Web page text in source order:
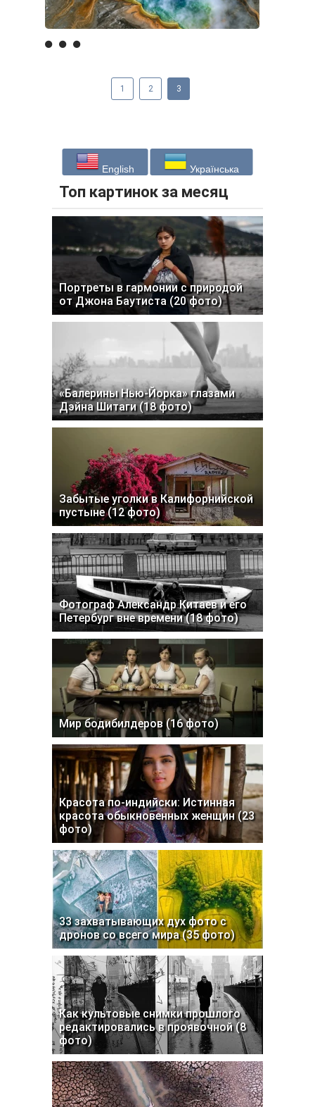
1 2 3
English Українська
Топ картинок за месяц
Портреты в гармонии с природой
от Джона Баутиста (20 фото)
«Балерины Нью-Йорка» глазами
Дэйна Шитаги (18 фото)
Забытые уголки в Калифорнийской
пустыне (12 фото)
Фотограф Александр Китаев и его
Петербург вне времени (18 фото)
Мир бодибилдеров (16 фото)
Красота по-индийски: Истинная
красота обыкновенных женщин (23
фото)
33 захватывающих дух фото с
дронов со всего мира (35 фото)
Как культовые снимки прошлого
редактировались в проявочной (8
фото)